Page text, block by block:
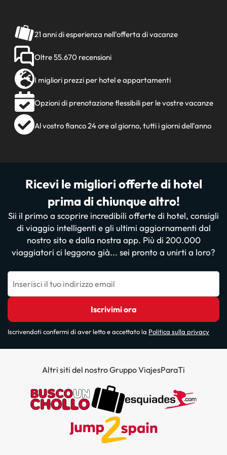
21 anni di esperienza nell'offerta di vacanze
Oltre 55.670 recensioni
I migliori prezzi per hotel e appartamenti
Opzioni di prenotazione flessibili per le vostre vacanze
Al vostro fianco 24 ore al giorno, tutti i giorni dell'anno
Ricevi le migliori offerte di hotel
prima di chiunque altro!
Sii il primo a scoprire incredibili offerte di hotel, consigli
di viaggio intelligenti e gli ultimi aggiornamenti dal
nostro sito e dalla nostra app. Più di 200.000
viaggiatori ci leggono già... sei pronto a unirti a loro?
Inserisci il tuo indirizzo email
Iscrivimi ora
Iscrivendoti confermi di aver letto e accettato la Politica sulla privacy
Altri siti del nostro Gruppo ViajesParaTi